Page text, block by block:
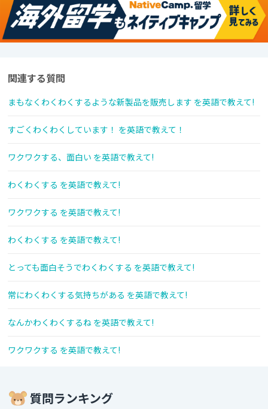
関連する質問
まもなくわくわくするような新製品を販売します を英語で教えて!
すごくわくわくしています！ を英語で教えて！
ワクワクする、面白い を英語で教えて!
わくわくする を英語で教えて!
ワクワクする を英語で教えて!
わくわくする を英語で教えて!
とっても面白そうでわくわくする を英語で教えて!
常にわくわくする気持ちがある を英語で教えて!
なんかわくわくするね を英語で教えて!
ワクワクする を英語で教えて!
質問ランキング